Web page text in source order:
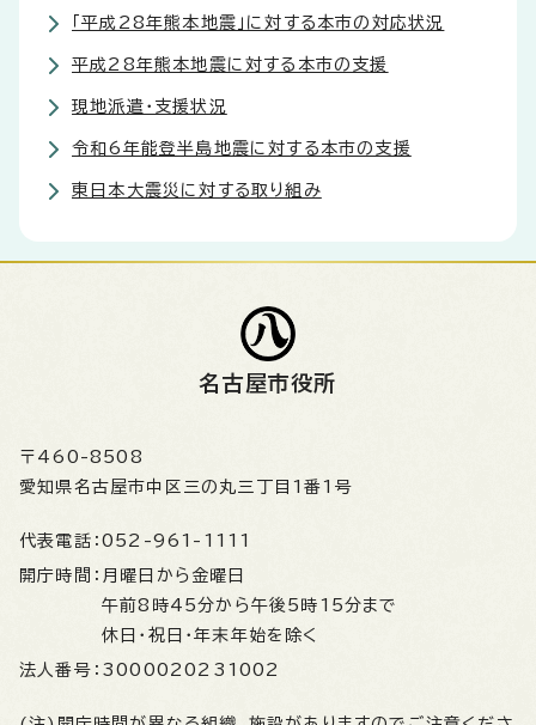
「平成28年熊本地震」に対する本市の対応状況
平成28年熊本地震に対する本市の支援
現地派遣・支援状況
令和6年能登半島地震に対する本市の支援
東日本大震災に対する取り組み
名古屋市役所
〒460-8508
愛知県名古屋市中区三の丸三丁目1番1号
代表電話： 052-961-1111
開庁時間： 月曜日から金曜日
午前8時45分から午後5時15分まで
休日・祝日・年末年始を除く
法人番号： 3000020231002